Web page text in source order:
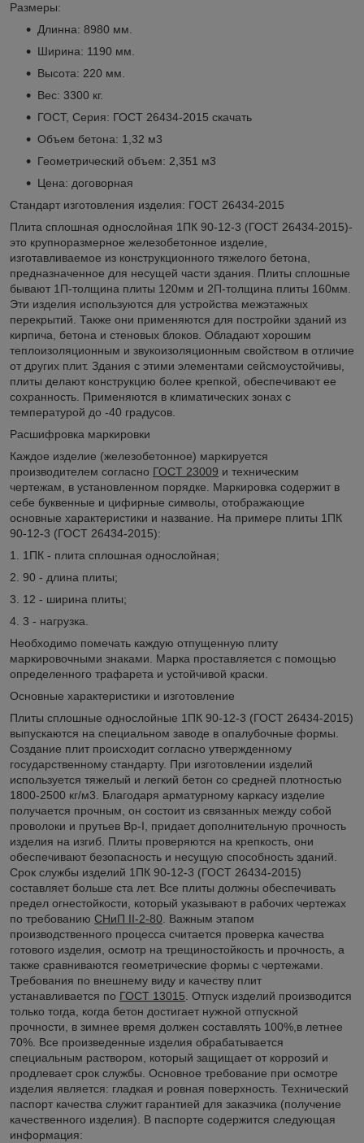
Размеры:
Длинна: 8980 мм.
Ширина: 1190 мм.
Высота: 220 мм.
Вес: 3300 кг.
ГОСТ, Серия: ГОСТ 26434-2015 скачать
Объем бетона: 1,32 м3
Геометрический объем: 2,351 м3
Цена: договорная
Стандарт изготовления изделия: ГОСТ 26434-2015
Плита сплошная однослойная 1ПК 90-12-3 (ГОСТ 26434-2015)-
это крупноразмерное железобетонное изделие,
изготавливаемое из конструкционного тяжелого бетона,
предназначенное для несущей части здания. Плиты сплошные
бывают 1П-толщина плиты 120мм и 2П-толщина плиты 160мм.
Эти изделия используются для устройства межэтажных
перекрытий. Также они применяются для постройки зданий из
кирпича, бетона и стеновых блоков. Обладают хорошим
теплоизоляционным и звукоизоляционным свойством в отличие
от других плит. Здания с этими элементами сейсмоустойчивы,
плиты делают конструкцию более крепкой, обеспечивают ее
сохранность. Применяются в климатических зонах с
температурой до -40 градусов.
Расшифровка маркировки
Каждое изделие (железобетонное) маркируется
производителем согласно ГОСТ 23009 и техническим
чертежам, в установленном порядке. Маркировка содержит в
себе буквенные и цифирные символы, отображающие
основные характеристики и название. На примере плиты 1ПК
90-12-3 (ГОСТ 26434-2015):
1. 1ПК - плита сплошная однослойная;
2. 90 - длина плиты;
3. 12 - ширина плиты;
4. 3 - нагрузка.
Необходимо помечать каждую отпущенную плиту
маркировочными знаками. Марка проставляется с помощью
определенного трафарета и устойчивой краски.
Основные характеристики и изготовление
Плиты сплошные однослойные 1ПК 90-12-3 (ГОСТ 26434-2015)
выпускаются на специальном заводе в опалубочные формы.
Создание плит происходит согласно утвержденному
государственному стандарту. При изготовлении изделий
используется тяжелый и легкий бетон со средней плотностью
1800-2500 кг/м3. Благодаря арматурному каркасу изделие
получается прочным, он состоит из связанных между собой
проволоки и прутьев Вр-I, придает дополнительную прочность
изделия на изгиб. Плиты проверяются на крепкость, они
обеспечивают безопасность и несущую способность зданий.
Срок службы изделий 1ПК 90-12-3 (ГОСТ 26434-2015)
составляет больше ста лет. Все плиты должны обеспечивать
предел огнестойкости, который указывают в рабочих чертежах
по требованию СНиП II-2-80. Важным этапом
производственного процесса считается проверка качества
готового изделия, осмотр на трещиностойкость и прочность, а
также сравниваются геометрические формы с чертежами.
Требования по внешнему виду и качеству плит
устанавливается по ГОСТ 13015. Отпуск изделий производится
только тогда, когда бетон достигает нужной отпускной
прочности, в зимнее время должен составлять 100%,в летнее
70%. Все произведенные изделия обрабатывается
специальным раствором, который защищает от коррозий и
продлевает срок службы. Основное требование при осмотре
изделия является: гладкая и ровная поверхность. Технический
паспорт качества служит гарантией для заказчика (получение
качественного изделия). В паспорте содержится следующая
информация: